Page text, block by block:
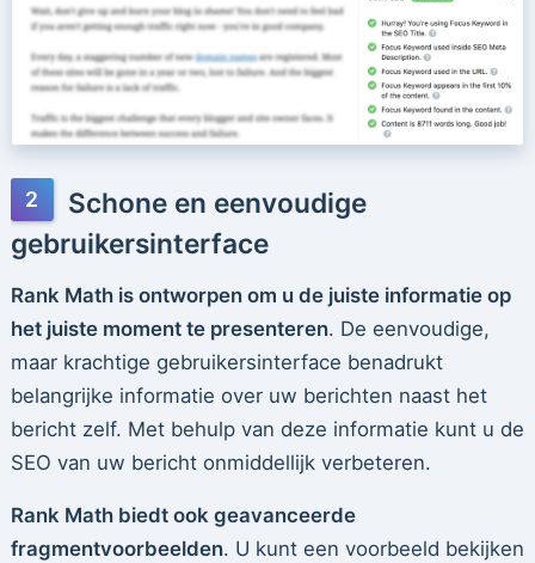
Schone en eenvoudige
gebruikersinterface
Rank Math is ontworpen om u de juiste informatie op
het juiste moment te presenteren. De eenvoudige,
maar krachtige gebruikersinterface benadrukt
belangrijke informatie over uw berichten naast het
bericht zelf. Met behulp van deze informatie kunt u de
SEO van uw bericht onmiddellijk verbeteren.
Rank Math biedt ook geavanceerde
fragmentvoorbeelden. U kunt een voorbeeld bekijken